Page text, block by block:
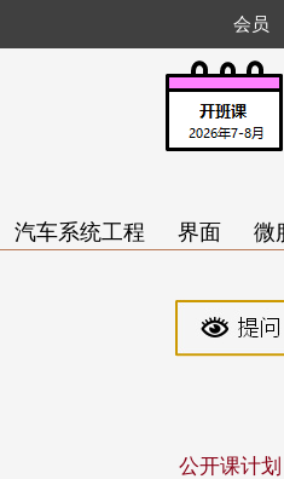
会员
汽车系统工程 界面 微
公开课计划